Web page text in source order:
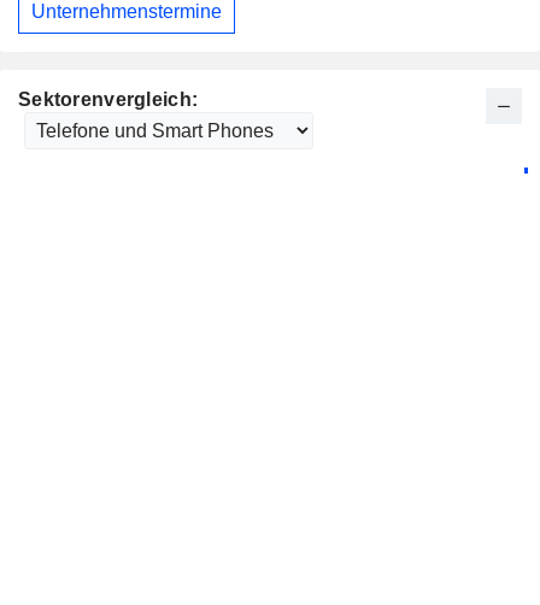
Sektorenvergleich:
Unternehmenstermine